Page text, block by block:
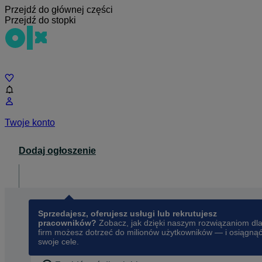
Przejdź do głównej części
Przejdź do stopki
Twoje konto
Dodaj ogłoszenie
Sprzedajesz, oferujesz usługi lub rekrutujesz
pracowników? Zobacz, jak dzięki naszym rozwiązaniom dla
firm możesz dotrzeć do milionów użytkowników — i osiągnąć
swoje cele.